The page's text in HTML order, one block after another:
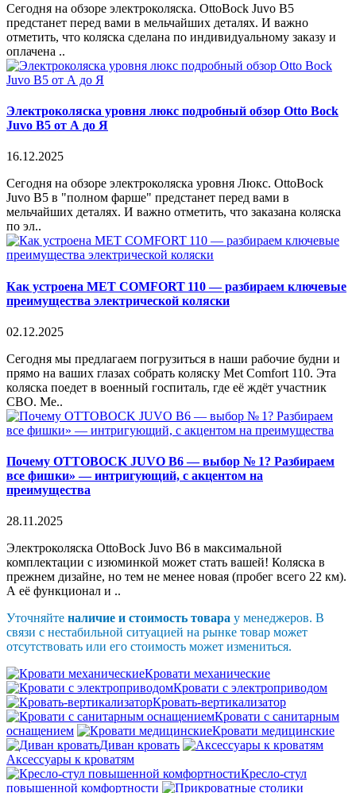
Сегодня на обзоре электроколяска. OttoBock Juvo B5
предстанет перед вами в мельчайших деталях. И важно
отметить, что коляска сделана по индивидуальному заказу и
оплачена ..
Электроколяска уровня люкс подробный обзор Otto Bock
Juvo B5 от А до Я
16.12.2025
Сегодня на обзоре электроколяска уровня Люкс. OttoBock
Juvo B5 в "полном фарше" предстанет перед вами в
мельчайших деталях. И важно отметить, что заказана коляска
по эл..
Как устроена MET COMFORT 110 — разбираем ключевые
преимущества электрической коляски
02.12.2025
Сегодня мы предлагаем погрузиться в наши рабочие будни и
прямо на ваших глазах собрать коляску Met Comfort 110. Эта
коляска поедет в военный госпиталь, где её ждёт участник
СВО. Me..
Почему OTTOBOCK JUVO B6 — выбор № 1? Разбираем
все фишки» — интригующий, с акцентом на
преимущества
28.11.2025
Электроколяска OttoBock Juvo B6 в максимальной
комплектации с изюминкой может стать вашей! Коляска в
прежнем дизайне, но тем не менее новая (пробег всего 22 км).
А её функционал и ..
Уточняйте наличие и стоимость товара у менеджеров. В
связи с нестабильной ситуацией на рынке товар может
отсутствовать или его стоимость может измениться.
Кровати механические
Кровати с электроприводом
Кровать-вертикализатор
Кровати с санитарным
оснащением
Кровати медицинские
Диван кровать
Аксессуары к кроватям
Кресло-стул
повышенной комфортности